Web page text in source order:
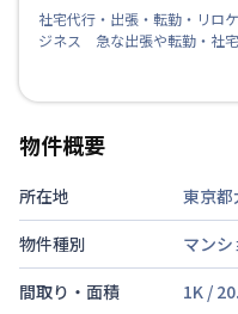
社宅代行・出張・転勤・リロ
ジネス 急な出張や転勤・社
物件概要
所在地
東京
物件種別
マンシ
間取り・面積
1K /